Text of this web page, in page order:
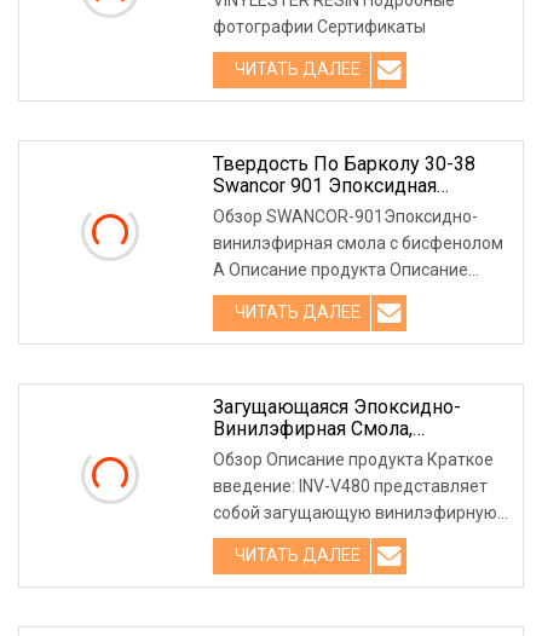
фотографии Сертификаты
ЧИТАТЬ ДАЛЕЕ
Твердость По Барколу 30-38
Swancor 901 Эпоксидная
Винилэфирная Смола Для
Полов Из Строительного
Раствора
Обзор SWANCOR-901Эпоксидно-
винилэфирная смола с бисфенолом
А Описание продукта Описание
продукта 1. Отличные механически
ЧИТАТЬ ДАЛЕЕ
Загущающаяся Эпоксидно-
Винилэфирная Смола,
Повышающая Ее Устойчивость
К Щелочам.
Обзор Описание продукта Краткое
введение: INV-V480 представляет
собой загущающую винилэфирную
смолу, которую можно загущ
ЧИТАТЬ ДАЛЕЕ